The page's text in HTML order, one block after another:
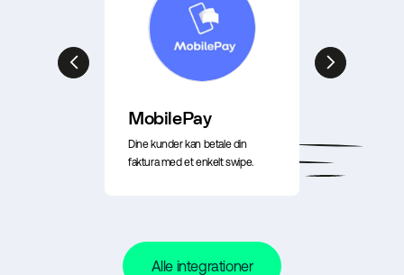
MobilePay
Dine kunder kan betale din
faktura med et enkelt swipe.
Alle integrationer